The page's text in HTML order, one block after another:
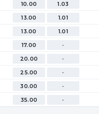
10.00
1.03
13.00
1.01
13.00
1.01
17.00
-
20.00
-
25.00
-
30.00
-
35.00 -